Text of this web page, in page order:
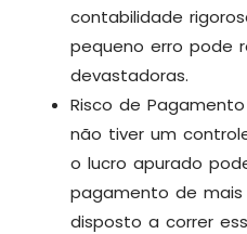
contabilidade
pequeno erro pode
devastadoras.
Risco de
não tiver um
o lucro apurado
pagamento de
disposto a correr